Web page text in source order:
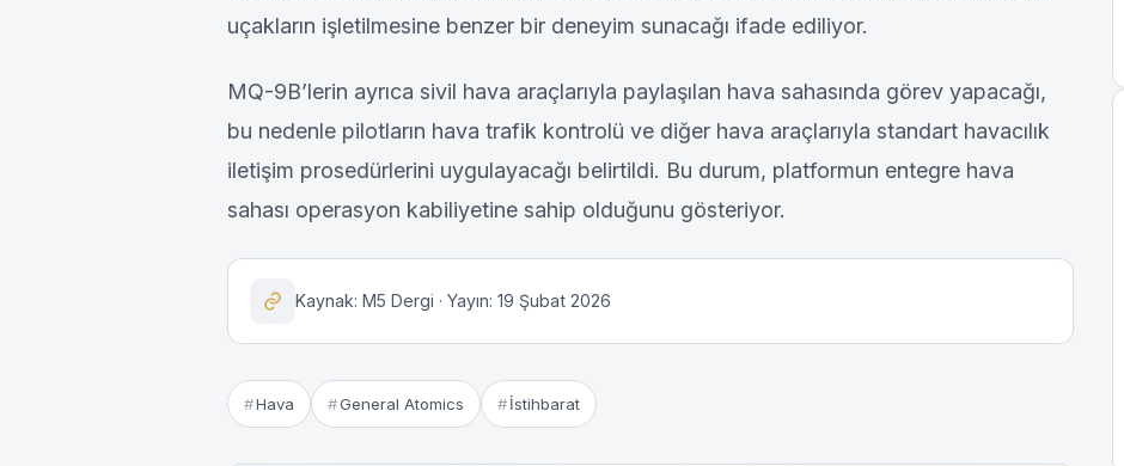
uçakların işletilmesine benzer bir deneyim sunacağı ifade ediliyor.
MQ-9B’lerin ayrıca sivil hava araçlarıyla paylaşılan hava sahasında görev yapacağı,
bu nedenle pilotların hava trafik kontrolü ve diğer hava araçlarıyla standart havacılık
iletişim prosedürlerini uygulayacağı belirtildi. Bu durum, platformun entegre hava
sahası operasyon kabiliyetine sahip olduğunu gösteriyor.
Kaynak: M5 Dergi · Yayın: 19 Şubat 2026
Hava General Atomics İstihbarat